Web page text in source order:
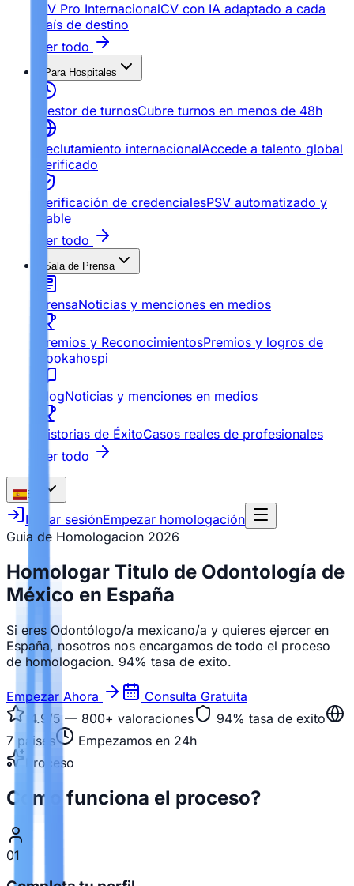
CV Pro InternacionalCV con IA adaptado a cada
país de destino
Ver todo
Para Hospitales
Gestor de turnosCubre turnos en menos de 48h
Reclutamiento internacionalAccede a talento global
verificado
Verificación de credencialesPSV automatizado y
fiable
Ver todo
Sala de Prensa
PrensaNoticias y menciones en medios
Premios y ReconocimientosPremios y logros de
Bookahospi
BlogNoticias y menciones en medios
Historias de ÉxitoCasos reales de profesionales
Ver todo
ES
Iniciar sesiónEmpezar homologación
Guia de Homologacion 2026
Homologar Titulo de Odontología de
México en España
Si eres Odontólogo/a mexicano/a y quieres ejercer en
España, nosotros nos encargamos de todo el proceso
de homologacion. 94% tasa de exito.
Empezar Ahora
Consulta Gratuita
4.9/5 — 800+ valoraciones 94% tasa de exito
7 paises
Empezamos en 24h
Proceso
Como funciona el proceso?
01